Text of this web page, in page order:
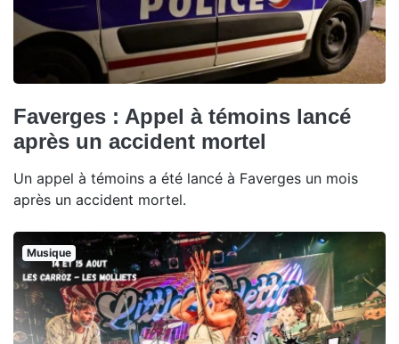
Faverges : Appel à témoins lancé
après un accident mortel
Un appel à témoins a été lancé à Faverges un mois
après un accident mortel.
Musique